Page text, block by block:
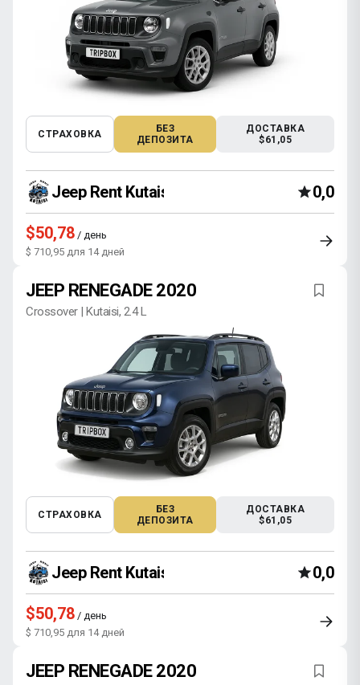
СТРАХОВКА
БЕЗ
ДЕПОЗИТА
ДОСТАВКА
$61,05
Jeep Rent Kutaisi 0,0
$50,78 / день
$ 710,95 для 14 дней
JEEP RENEGADE 2020
Crossover | Kutaisi, 2.4 L
СТРАХОВКА
БЕЗ
ДЕПОЗИТА
ДОСТАВКА
$61,05
Jeep Rent Kutaisi 0,0
$50,78 / день
$ 710,95 для 14 дней
JEEP RENEGADE 2020